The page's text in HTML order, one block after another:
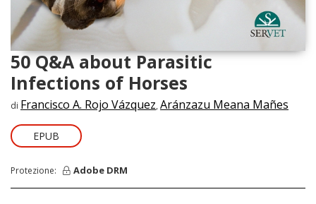
50 Q&A about Parasitic
Infections of Horses
di Francisco A. Rojo Vázquez, Aránzazu Meana Mañes
EPUB
Protezione: Adobe DRM